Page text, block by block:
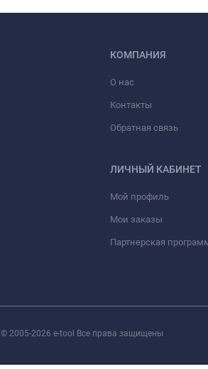
КОМПАНИЯ
О нас
Контакты
Обратная связь
ЛИЧНЫЙ КАБИНЕТ
Мой профиль
Мои заказы
Партнерская
© 2005-2026 e-tool Все права защищены